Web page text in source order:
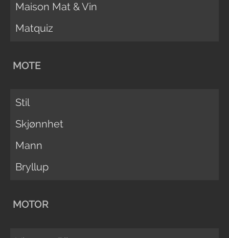
Maison Mat & Vin
Matquiz
MOTE
Stil
Skjønnhet
Mann
Bryllup
MOTOR